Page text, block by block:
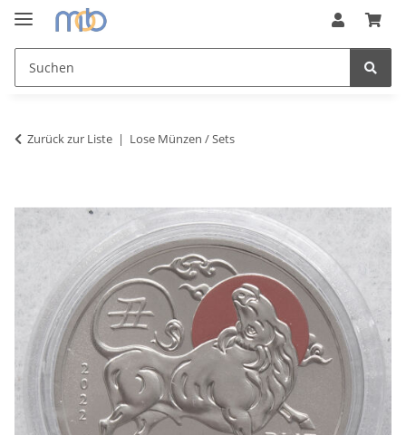
Zurück zur Liste Lose Münzen / Sets